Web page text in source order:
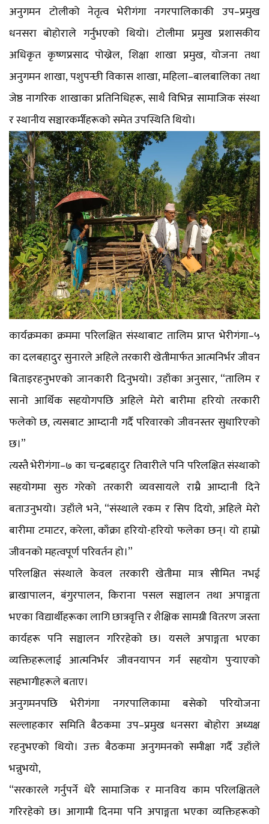
अनुगमन टोलीको नेतृत्व भेरीगंगा नगरपालिकाकी उप–प्रमुख
धनसरा बोहोराले गर्नुभएको थियो। टोलीमा प्रमुख प्रशासकीय
अधिकृत कृष्णप्रसाद पोख्रेल, शिक्षा शाखा प्रमुख, योजना तथा
अनुगमन शाखा, पशुपन्छी विकास शाखा, महिला–बालबालिका तथा
जेष्ठ नागरिक शाखाका प्रतिनिधिहरू, साथै विभिन्न सामाजिक संस्था
र स्थानीय सञ्चारकर्मीहरूको समेत उपस्थिति थियो।
कार्यक्रमका क्रममा परिलक्षित संस्थाबाट तालिम प्राप्त भेरीगंगा–५
का दलबहादुर सुनारले अहिले तरकारी खेतीमार्फत आत्मनिर्भर जीवन
बिताइरहनुभएको जानकारी दिनुभयो। उहाँका अनुसार, “तालिम र
सानाे आर्थिक सहयोगपछि अहिले मेरो बारीमा हरियो तरकारी
फलेको छ, त्यसबाट आम्दानी गर्दै परिवारको जीवनस्तर सुधारिएको
छ।”
त्यस्तै भेरीगंगा–७ का चन्द्रबहादुर तिवारीले पनि परिलक्षित संस्थाको
सहयोगमा सुरु गरेको तरकारी व्यवसायले राम्रै आम्दानी दिने
बताउनुभयो। उहाँले भने, “संस्थाले रकम र सिप दियो, अहिले मेरो
बारीमा टमाटर, करेला, काँक्रा हरियो-हरियो फलेका छन्। यो हाम्रो
जीवनको महत्वपूर्ण परिवर्तन हो।”
परिलक्षित संस्थाले केवल तरकारी खेतीमा मात्र सीमित नभई
ब्राखापालन, बंगुरपालन, किराना पसल सञ्चालन तथा अपाङ्गता
भएका विद्यार्थीहरूका लागि छात्रवृत्ति र शैक्षिक सामग्री वितरण जस्ता
कार्यहरू पनि सञ्चालन गरिरहेको छ। यसले अपाङ्गता भएका
व्यक्तिहरूलाई आत्मनिर्भर जीवनयापन गर्न सहयोग पुर्‍याएको
सहभागीहरूले बताए।
अनुगमनपछि भेरीगंगा नगरपालिकामा बसेको परियोजना
सल्लाहकार समिति बैठकमा उप–प्रमुख धनसरा बोहोरा अध्यक्ष
रहनुभएको थियो। उक्त बैठकमा अनुगमनको समीक्षा गर्दै उहाँले
भन्नुभयो,
“सरकारले गर्नुपर्ने धेरै सामाजिक र मानविय काम परिलक्षितले
गरिरहेको छ। आगामी दिनमा पनि अपाङ्गता भएका व्यक्तिहरूको